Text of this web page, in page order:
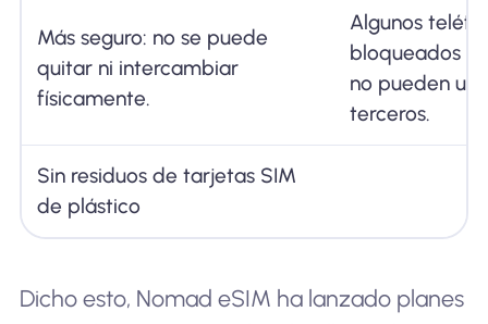
Más seguro: no se puede
quitar ni intercambiar
físicamente.
Algunos
bloqueados
no pueden
terceros.
Sin residuos de tarjetas SIM
de plástico
Dicho esto, Nomad eSIM ha lanzado planes